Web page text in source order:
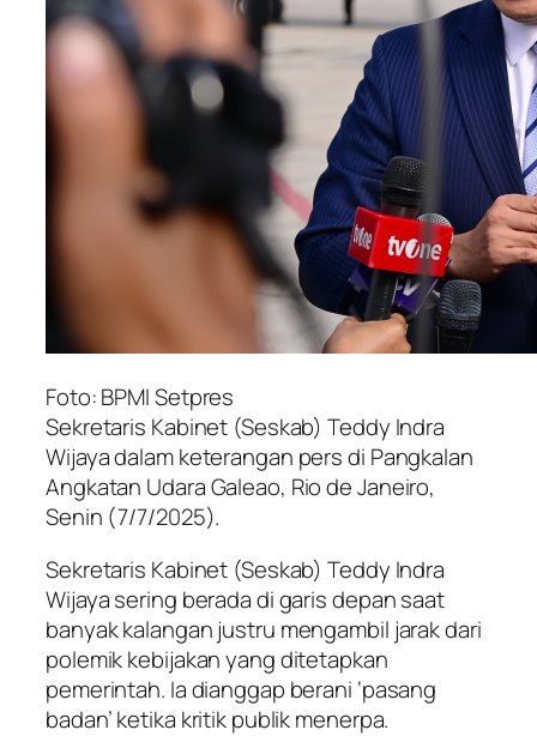
Foto: BPMI Setpres
Sekretaris Kabinet (Seskab) Teddy Indra
Wijaya dalam keterangan pers di Pangkalan
Angkatan Udara Galeao, Rio de Janeiro,
Senin (7/7/2025).
Sekretaris Kabinet (Seskab) Teddy Indra
Wijaya sering berada di garis depan saat
banyak kalangan justru mengambil jarak dari
polemik kebijakan yang ditetapkan
pemerintah. Ia dianggap berani ‘pasang
badan’ ketika kritik publik menerpa.